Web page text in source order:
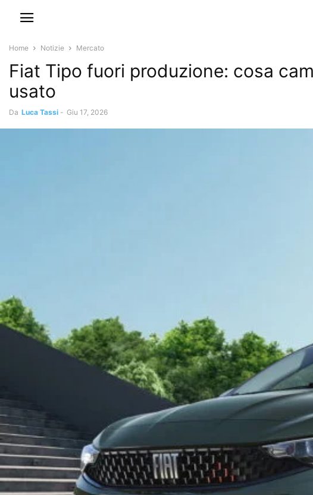
Home Notizie Mercato
Fiat Tipo fuori produzione: cosa
usato
Da Luca Tassi - Giu 17, 2026